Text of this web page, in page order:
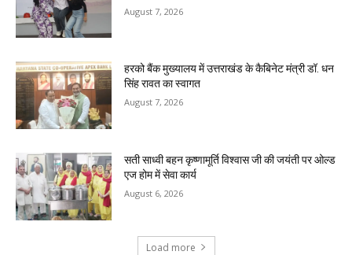
August 7, 2026
हरको बैंक मुख्यालय में उत्तराखंड के कैबिनेट मंत्री डॉ. धन
सिंह रावत का स्वागत
August 7, 2026
सती साध्वी बहन कृष्णामूर्ति विश्वास जी की जयंती पर ओल्ड
एज होम में सेवा कार्य
August 6, 2026
Load more